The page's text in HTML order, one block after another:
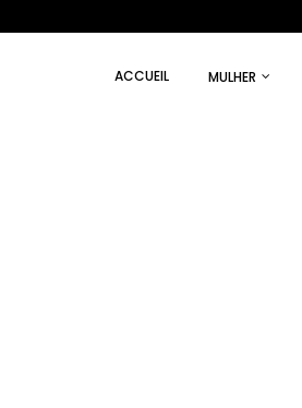
ACCUEIL MULHER